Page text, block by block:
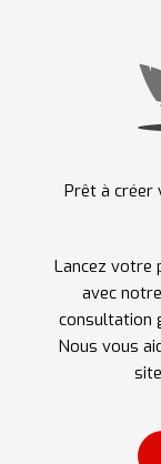
Prêt à créer
Lancez votre
avec
consultation
Nous vous